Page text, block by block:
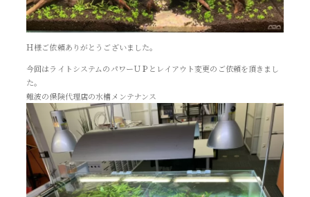
Ｈ様ご依頼ありがとうございました。
今回はライトシステムのパワーＵＰとレイアウト変更のご依頼を頂きまし
た。
難波の保険代理店の水槽メンテナンス